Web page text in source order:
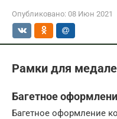
Опубликовано: 08 Июн 2021
Рамки для
Багетное
Багетное оформление